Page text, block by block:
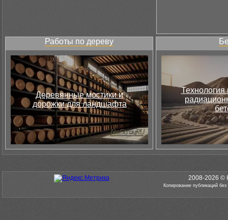
Работы по дереву
Деревянные мостики и
дорожки для ландшафта
Технология
2008-2026 ©
Копирование публикаций